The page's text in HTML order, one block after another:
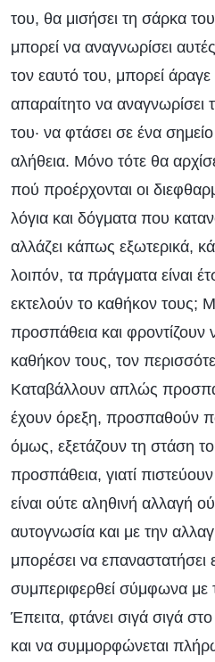
του, θα μισήσει τη σάρκα
μπορεί να αναγνωρίσει
τον εαυτό του, μπορεί άραγε
απαραίτητο να αναγνωρίσει
του· να φτάσει σε ένα
αλήθεια. Μόνο τότε θα
πού προέρχονται οι
λόγια και δόγματα που
αλλάζει κάπως εξωτερικά,
λοιπόν, τα πράγματα είναι
εκτελούν το καθήκον τους;
προσπάθεια και φροντίζουν
καθήκον τους, τον
Καταβάλλουν απλώς
έχουν όρεξη, προσπαθούν
όμως, εξετάζουν τη στάση
προσπάθεια, γιατί
είναι ούτε αληθινή αλλαγή
αυτογνωσία και με την
μπορέσει να επαναστατήσει
συμπεριφερθεί σύμφωνα με
Έπειτα, φτάνει σιγά σιγά
και να συμμορφώνεται